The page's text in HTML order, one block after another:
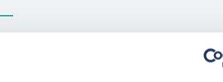
För villa, företag och BRF i